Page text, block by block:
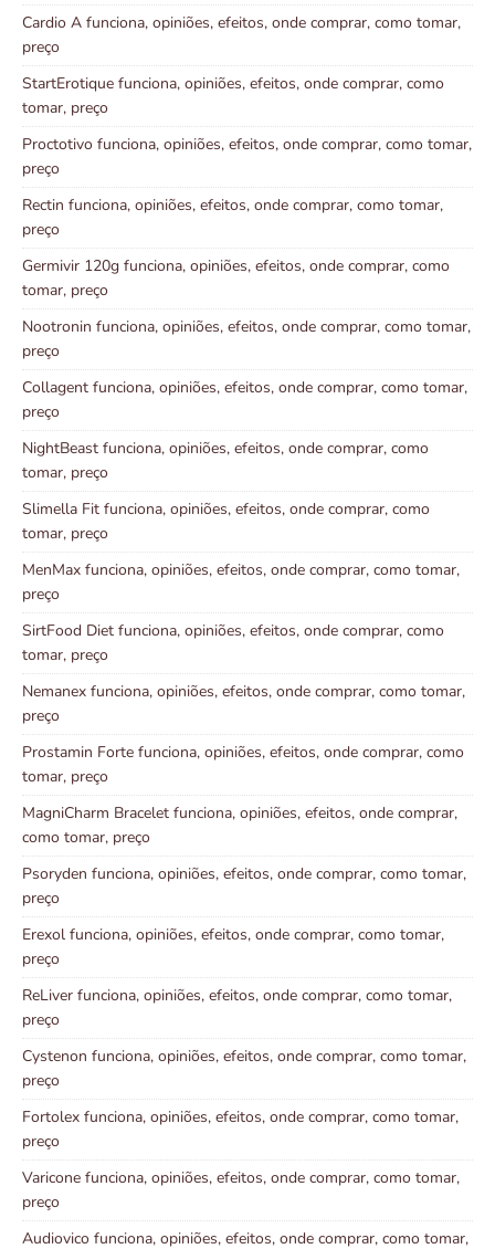
Cardio A funciona, opiniões, efeitos, onde comprar, como tomar,
preço
StartErotique funciona, opiniões, efeitos, onde comprar, como
tomar, preço
Proctotivo funciona, opiniões, efeitos, onde comprar, como tomar,
preço
Rectin funciona, opiniões, efeitos, onde comprar, como tomar,
preço
Germivir 120g funciona, opiniões, efeitos, onde comprar, como
tomar, preço
Nootronin funciona, opiniões, efeitos, onde comprar, como tomar,
preço
Collagent funciona, opiniões, efeitos, onde comprar, como tomar,
preço
NightBeast funciona, opiniões, efeitos, onde comprar, como
tomar, preço
Slimella Fit funciona, opiniões, efeitos, onde comprar, como
tomar, preço
MenMax funciona, opiniões, efeitos, onde comprar, como tomar,
preço
SirtFood Diet funciona, opiniões, efeitos, onde comprar, como
tomar, preço
Nemanex funciona, opiniões, efeitos, onde comprar, como tomar,
preço
Prostamin Forte funciona, opiniões, efeitos, onde comprar, como
tomar, preço
MagniCharm Bracelet funciona, opiniões, efeitos, onde comprar,
como tomar, preço
Psoryden funciona, opiniões, efeitos, onde comprar, como tomar,
preço
Erexol funciona, opiniões, efeitos, onde comprar, como tomar,
preço
ReLiver funciona, opiniões, efeitos, onde comprar, como tomar,
preço
Cystenon funciona, opiniões, efeitos, onde comprar, como tomar,
preço
Fortolex funciona, opiniões, efeitos, onde comprar, como tomar,
preço
Varicone funciona, opiniões, efeitos, onde comprar, como tomar,
preço
Audiovico funciona, opiniões, efeitos, onde comprar, como tomar,